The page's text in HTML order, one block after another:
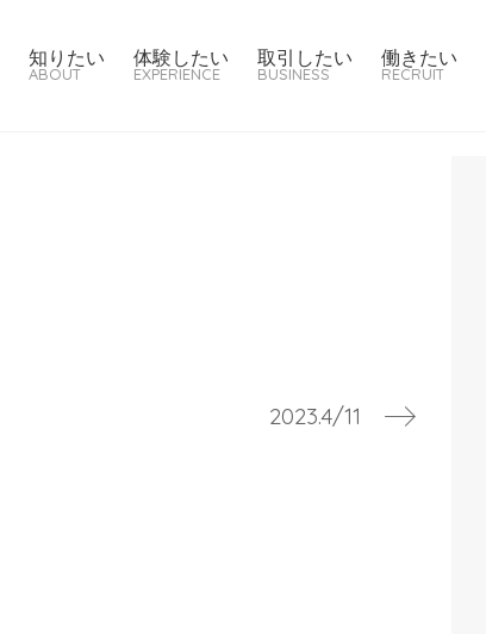
知りたい
ABOUT
体験したい
EXPERIENCE
取引したい
BUSINESS
働きたい
RECRUIT
2023.4/11